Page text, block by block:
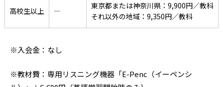
高校生以上 ―
東京都または神奈川県：9,900円／教科
それ以外の地域：9,350円／教科
※入会金：なし
※教材費：専用リスニング機器「E-Penc（イーペンシ